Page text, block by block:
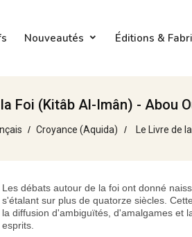
Nouveautés Éditions &
Foi (Kitâb Al-Imân) - Abou
Croyance (Aquida) Le Livre de
Les débats autour de la foi ont donné
s'étalant sur plus de quatorze siècles.
la diffusion d'ambiguïtés, d'amalgames et
esprits.